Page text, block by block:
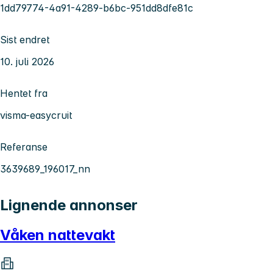
1dd79774-4a91-4289-b6bc-951dd8dfe81c
Sist endret
10. juli 2026
Hentet fra
visma-easycruit
Referanse
3639689_196017_nn
Lignende annonser
Våken nattevakt